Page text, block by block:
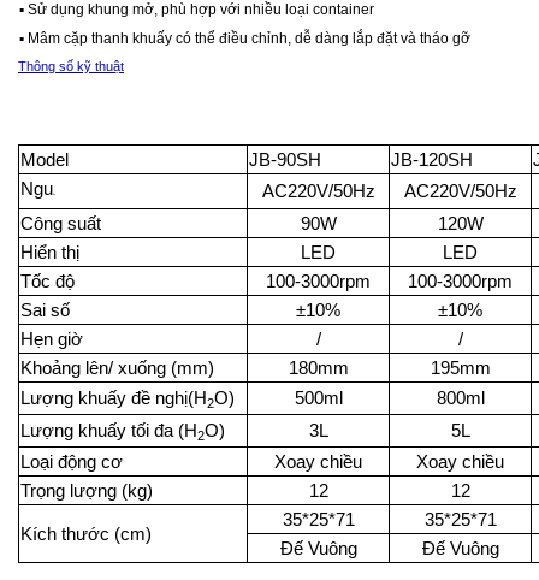
▪ Sử dụng khung mở, phù hợp với nhiều loại container
▪ Mâm cặp thanh khuấy có thể điều chỉnh, dễ dàng lắp đặt và tháo gỡ
Thông số kỹ thuật
Model JB-90SH JB-120SH
Nguồn AC220V/50Hz
AC220V/50Hz
Công suất 90W
120W
Hiển thị LED LED
Tốc độ 100-3000rpm
100-3000rpm
Sai số ±10%
±10%
Hẹn giờ /
/
Khoảng lên/ xuống (mm) 180mm
195mm
Lượng khuấy đề nghị(H2O) 500ml
800ml
Lượng khuấy tối đa (H2O) 3L
5L
Loại động cơ Xoay chiều Xoay chiều
Trọng l ượng (kg) 12 12
Kích thước (cm)
35*25*71
35*25*71
ĐếVuông ĐếVuông